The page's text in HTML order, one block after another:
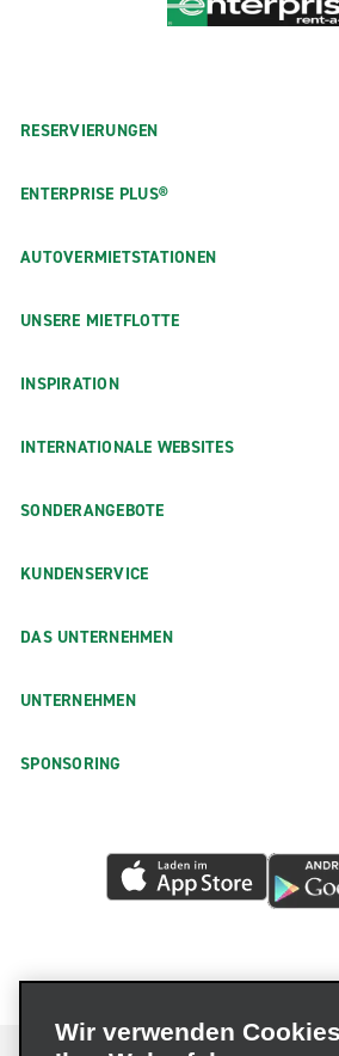
RESERVIERUNGEN
ENTERPRISE PLUS®
AUTOVERMIETSTATIONEN
UNSERE MIETFLOTTE
INSPIRATION
INTERNATIONALE WEBSITES
SONDERANGEBOTE
KUNDENSERVICE
DAS UNTERNEHMEN
UNTERNEHMEN
SPONSORING
Wir verwenden